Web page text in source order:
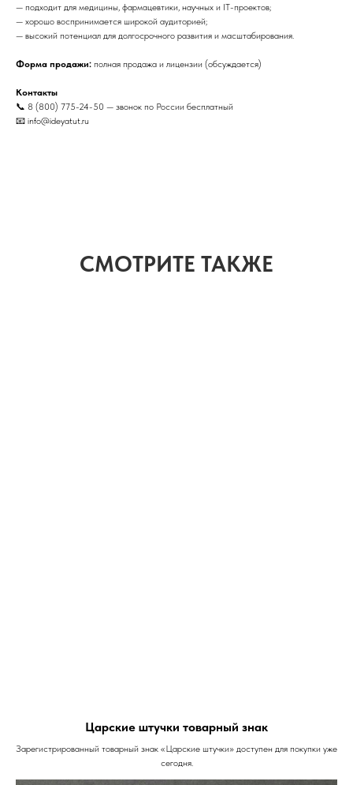
— подходит для медицины, фармацевтики, научных и IT-проектов;
— хорошо воспринимается широкой аудиторией;
— высокий потенциал для долгосрочного развития и масштабирования.
Форма продажи: полная продажа и лицензии (обсуждается)
Контакты
📞 8 (800) 775-24-50 — звонок по России бесплатный
📧 info@ideyatut.ru
СМОТРИТЕ ТАКЖЕ
Царские штучки товарный знак
Зарегистрированный товарный знак «Царские штучки» доступен для покупки уже
сегодня.